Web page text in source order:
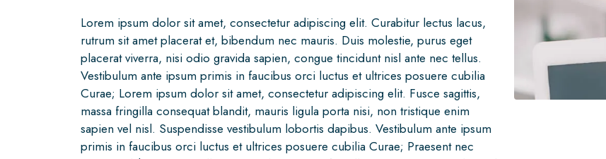
Lorem ipsum dolor sit amet, consectetur adipiscing elit. Curabitur lectus lacus,
rutrum sit amet placerat et, bibendum nec mauris. Duis molestie, purus eget
placerat viverra, nisi odio gravida sapien, congue tincidunt nisl ante nec tellus.
Vestibulum ante ipsum primis in faucibus orci luctus et ultrices posuere cubilia
Curae; Lorem ipsum dolor sit amet, consectetur adipiscing elit. Fusce sagittis,
massa fringilla consequat blandit, mauris ligula porta nisi, non tristique enim
sapien vel nisl. Suspendisse vestibulum lobortis dapibus. Vestibulum ante ipsum
primis in faucibus orci luctus et ultrices posuere cubilia Curae; Praesent nec